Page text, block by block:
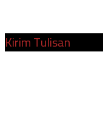
Kirim Tulisan